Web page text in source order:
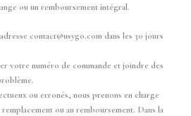
ou un remboursement intégral.
contact@usygo.com dans les 30 jours
votre numéro de commande et joindre des
ou erronés, nous prenons en charge
ou au remboursement. Dans la